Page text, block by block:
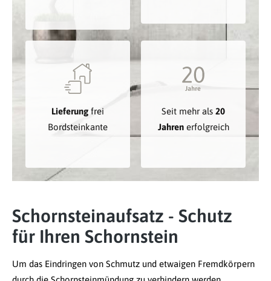
Lieferung frei
Bordsteinkante
Seit mehr als 20
Jahrenerfolgreich
Schornsteinaufsatz - Schutz
für Ihren Schornstein
Um das Eindringen von Schmutz und etwaigen Fremdkörpern